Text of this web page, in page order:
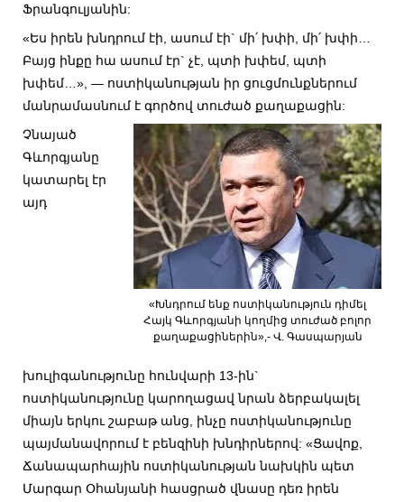
Ֆրանգուլյանին:
«Ես իրեն խնդրում էի, ասում էի` մի՛ խփի, մի՛ խփի…
Բայց ինքը հա ասում էր` չէ, պտի խփեմ, պտի
խփեմ…», — ոստիկանության իր ցուցմունքներում
մանրամասնում է գործով տուժած քաղաքացին:
«Խնդրում ենք ոստիկանություն դիմել
Հայկ Գևորգյանի կողմից տուժած բոլոր
քաղաքացիներին»,- Վ. Գասպարյան
Չնայած
Գևորգյանը
կատարել էր
այդ
խուլիգանությունը հունվարի 13-ին`
ոստիկանությունը կարողացավ նրան ձերբակալել
միայն երկու շաբաթ անց, ինչը ոստիկանությունը
պայմանավորում է բենզինի խնդիրներով: «Ցավոք,
Ճանապարհային ոստիկանության նախկին պետ
Մարգար Օհանյանի հասցրած վնասը դեռ իրեն